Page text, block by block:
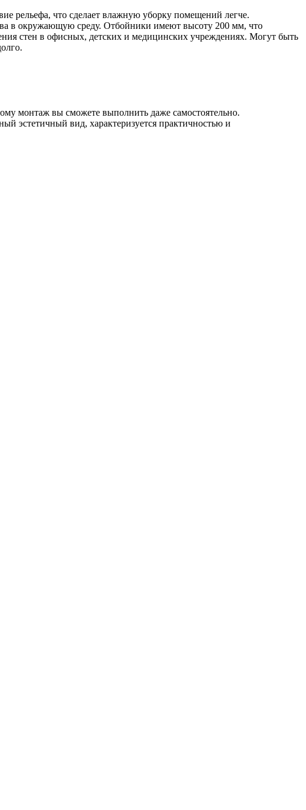
рельефа, что сделает влажную уборку помещений легче.
в окружающую среду. Отбойники имеют высоту 200 мм, что
стен в офисных, детских и медицинских учреждениях. Могут быть
монтаж вы сможете выполнить даже самостоятельно.
эстетичный вид, характеризуется практичностью и